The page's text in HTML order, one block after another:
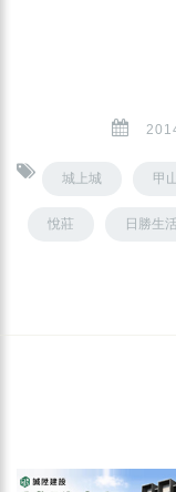
城上城 甲
悅莊 日勝生